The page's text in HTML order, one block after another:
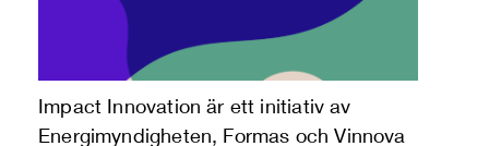
Impact Innovation är ett initiativ av
Energimyndigheten, Formas och Vinnova